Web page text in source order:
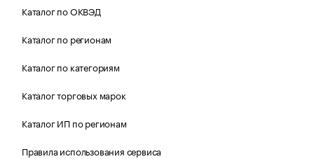
Каталог по ОКВЭД
Каталог по регионам
Каталог по категориям
Каталог торговых марок
Каталог ИП по регионам
Правила использования сервиса